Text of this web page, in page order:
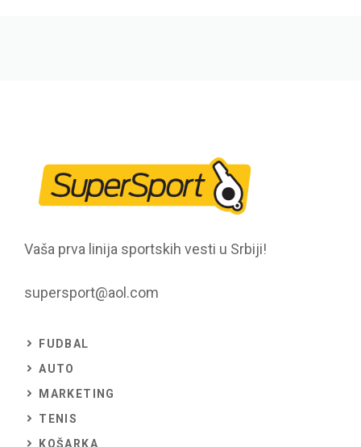
Vaša prva linija sportskih vesti u Srbiji!
supersport@aol.com
FUDBAL
AUTO
MARKETING
TENIS
KOŠARKA